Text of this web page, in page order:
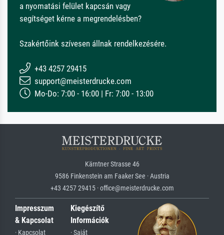
a nyomatási felület kapcsán vagy
segítséget kérne a megrendelésben?
Szakértőink szívesen állnak rendelkezésére.
+43 4257 29415
support@meisterdrucke.com
Mo-Do: 7:00 - 16:00 | Fr: 7:00 - 13:00
Kärntner Strasse 46
9586 Finkenstein am Faaker See · Austria
+43 4257 29415 · office@meisterdrucke.com
Impresszum
& Kapcsolat
· Kapcsolat
Kiegészítő
Információk
· Saját